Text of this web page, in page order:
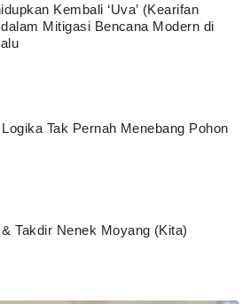
Kembali ‘Uva’ (Kearifan
Mitigasi Bencana Modern di
Tak Pernah Menebang Pohon
Takdir Nenek Moyang (Kita)